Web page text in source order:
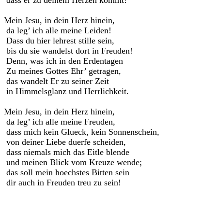
Mein Jesu, in dein Herz hinein,
da leg’ ich alle meine Leiden!
Dass du hier lehrest stille sein,
bis du sie wandelst dort in Freuden!
Denn, was ich in den Erdentagen
Zu meines Gottes Ehr’ getragen,
das wandelt Er zu seiner Zeit
in Himmelsglanz und Herrlichkeit.
Mein Jesu, in dein Herz hinein,
da leg’ ich alle meine Freuden,
dass mich kein Glueck, kein Sonnenschein,
von deiner Liebe duerfe scheiden,
dass niemals mich das Eitle blende
und meinen Blick vom Kreuze wende;
das soll mein hoechstes Bitten sein
dir auch in Freuden treu zu sein!